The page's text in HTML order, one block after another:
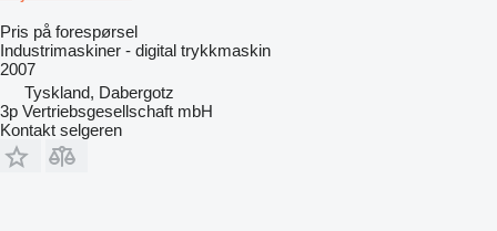
Pris på forespørsel
Industrimaskiner - digital trykkmaskin
2007
Tyskland, Dabergotz
3p Vertriebsgesellschaft mbH
Kontakt selgeren